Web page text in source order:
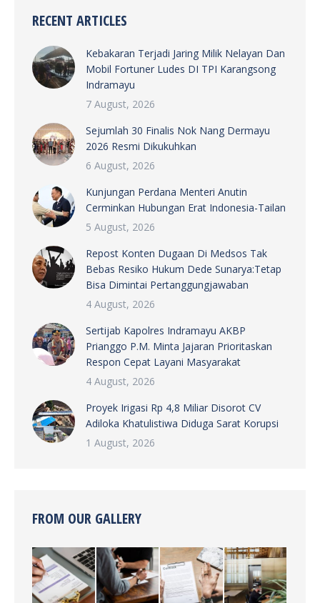
RECENT ARTICLES
Kebakaran Terjadi Jaring Milik Nelayan Dan
Mobil Fortuner Ludes DI TPI Karangsong
Indramayu
7 August, 2026
Sejumlah 30 Finalis Nok Nang Dermayu
2026 Resmi Dikukuhkan
6 August, 2026
Kunjungan Perdana Menteri Anutin
Cerminkan Hubungan Erat Indonesia-Tailan
5 August, 2026
Repost Konten Dugaan Di Medsos Tak
Bebas Resiko Hukum Dede Sunarya:Tetap
Bisa Dimintai Pertanggungjawaban
4 August, 2026
Sertijab Kapolres Indramayu AKBP
Prianggo P.M. Minta Jajaran Prioritaskan
Respon Cepat Layani Masyarakat
4 August, 2026
Proyek Irigasi Rp 4,8 Miliar Disorot CV
Adiloka Khatulistiwa Diduga Sarat Korupsi
1 August, 2026
FROM OUR GALLERY